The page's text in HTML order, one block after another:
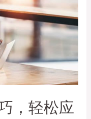
，轻松应